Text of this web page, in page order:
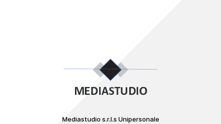
Mediastudio s.r.l.s Unipersonale